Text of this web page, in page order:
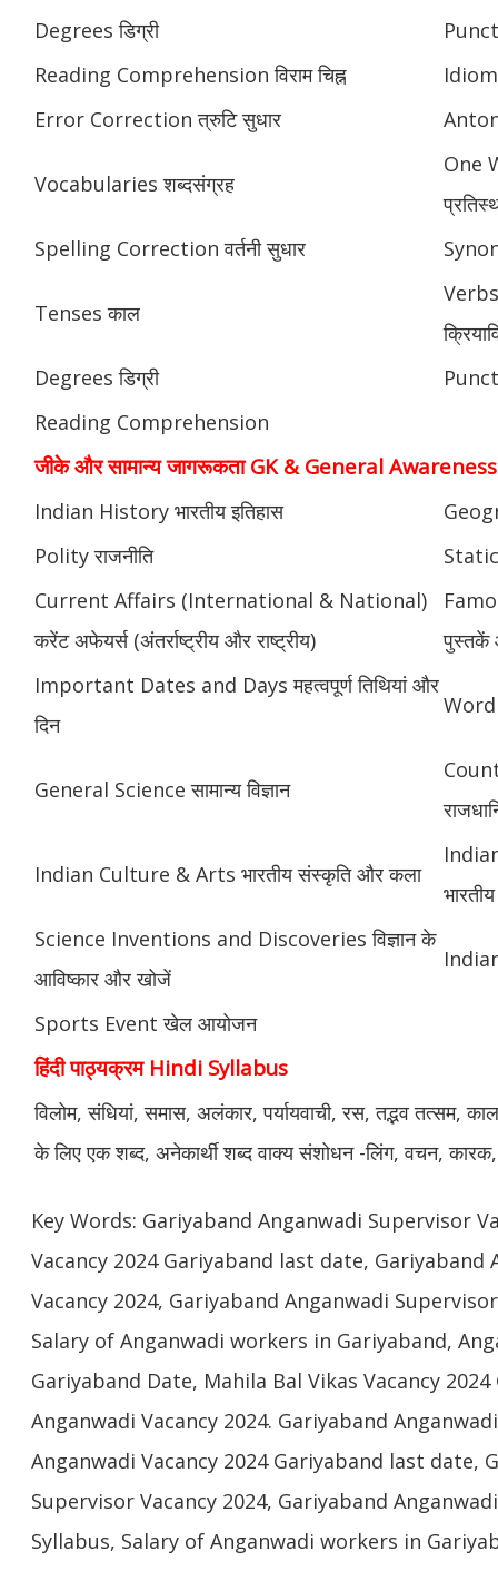
Degrees डिग्री
Reading Comprehension विराम चिह्न
Error Correction त्रुटि सुधार
Vocabularies शब्दसंग्रह
One
Spelling Correction वर्तनी सुधार
Tenses काल
Degrees डिग्री
Reading Comprehension
जीके और सामान्य जागरूकता GK & General Awareness
Indian History भारतीय इतिहास
Polity राजनीति
Current Affairs (International & National)
करेंट अफेयर्स (अंतर्राष्ट्रीय और राष्ट्रीय)
Important Dates and Days महत्वपूर्ण तिथियां और
दिन
General Science सामान्य विज्ञान
Indian Culture & Arts भारतीय संस्कृति और कला
Science Inventions and Discoveries विज्ञान के
आविष्कार और खोजें
Sports Event खेल आयोजन
हिंदी पाठ्यक्रम Hindi Syllabus
विलोम, संधियां, समास, अलंकार, पर्यायवाची, रस, तद्भव तत्सम, काल,
के लिए एक शब्द, अनेकार्थी शब्द वाक्य संशोधन -लिंग, वचन,
Key Words: Gariyaband Anganwadi Supervisor
Vacancy 2024 Gariyaband last date, Gariyaband
Vacancy 2024, Gariyaband Anganwadi
Salary of Anganwadi workers in Gariyaband,
Gariyaband Date, Mahila Bal Vikas Vacancy
Anganwadi Vacancy 2024. Gariyaband
Anganwadi Vacancy 2024 Gariyaband last date,
Supervisor Vacancy 2024, Gariyaband
Syllabus, Salary of Anganwadi workers in